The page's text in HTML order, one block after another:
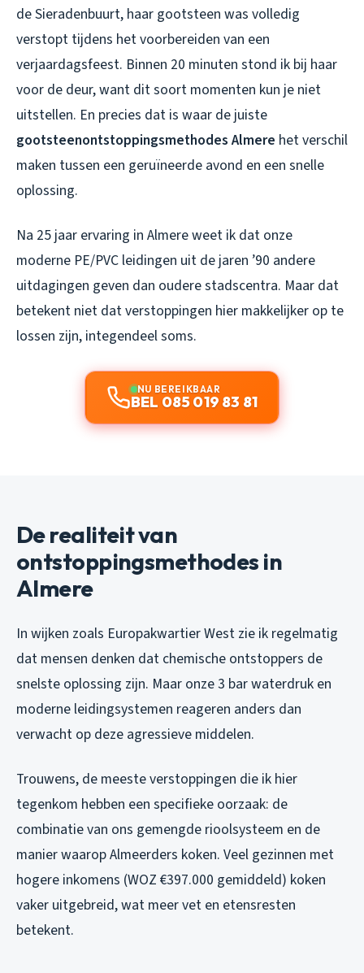
de Sieradenbuurt, haar gootsteen was volledig
verstopt tijdens het voorbereiden van een
verjaardagsfeest. Binnen 20 minuten stond ik bij haar
voor de deur, want dit soort momenten kun je niet
uitstellen. En precies dat is waar de juiste
gootsteenontstoppingsmethodes Almere het verschil
maken tussen een geruïneerde avond en een snelle
oplossing.
Na 25 jaar ervaring in Almere weet ik dat onze
moderne PE/PVC leidingen uit de jaren ’90 andere
uitdagingen geven dan oudere stadscentra. Maar dat
betekent niet dat verstoppingen hier makkelijker op te
lossen zijn, integendeel soms.
NU BEREIKBAAR
BEL 085 019 83 81
De realiteit van
ontstoppingsmethodes in
Almere
In wijken zoals Europakwartier West zie ik regelmatig
dat mensen denken dat chemische ontstoppers de
snelste oplossing zijn. Maar onze 3 bar waterdruk en
moderne leidingsystemen reageren anders dan
verwacht op deze agressieve middelen.
Trouwens, de meeste verstoppingen die ik hier
tegenkom hebben een specifieke oorzaak: de
combinatie van ons gemengde rioolsysteem en de
manier waarop Almeerders koken. Veel gezinnen met
hogere inkomens (WOZ €397.000 gemiddeld) koken
vaker uitgebreid, wat meer vet en etensresten
betekent.